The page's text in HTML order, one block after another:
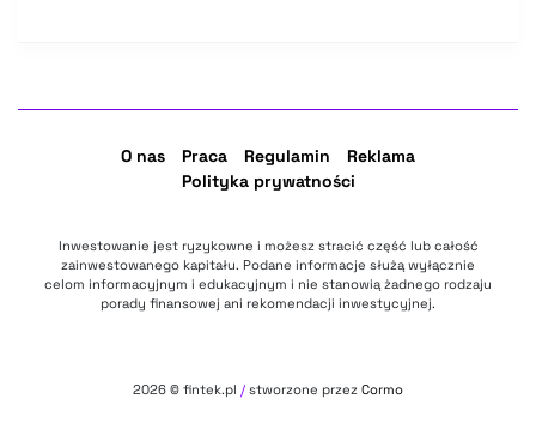
O nas Praca Regulamin
Reklama
Polityka prywatności
Inwestowanie jest ryzykowne i możesz stracić część lub całość
zainwestowanego kapitału. Podane informacje służą wyłącznie
celom informacyjnym i edukacyjnym i nie stanowią żadnego rodzaju
porady finansowej ani rekomendacji inwestycyjnej.
2026 © fintek.pl / stworzone przez Cormo